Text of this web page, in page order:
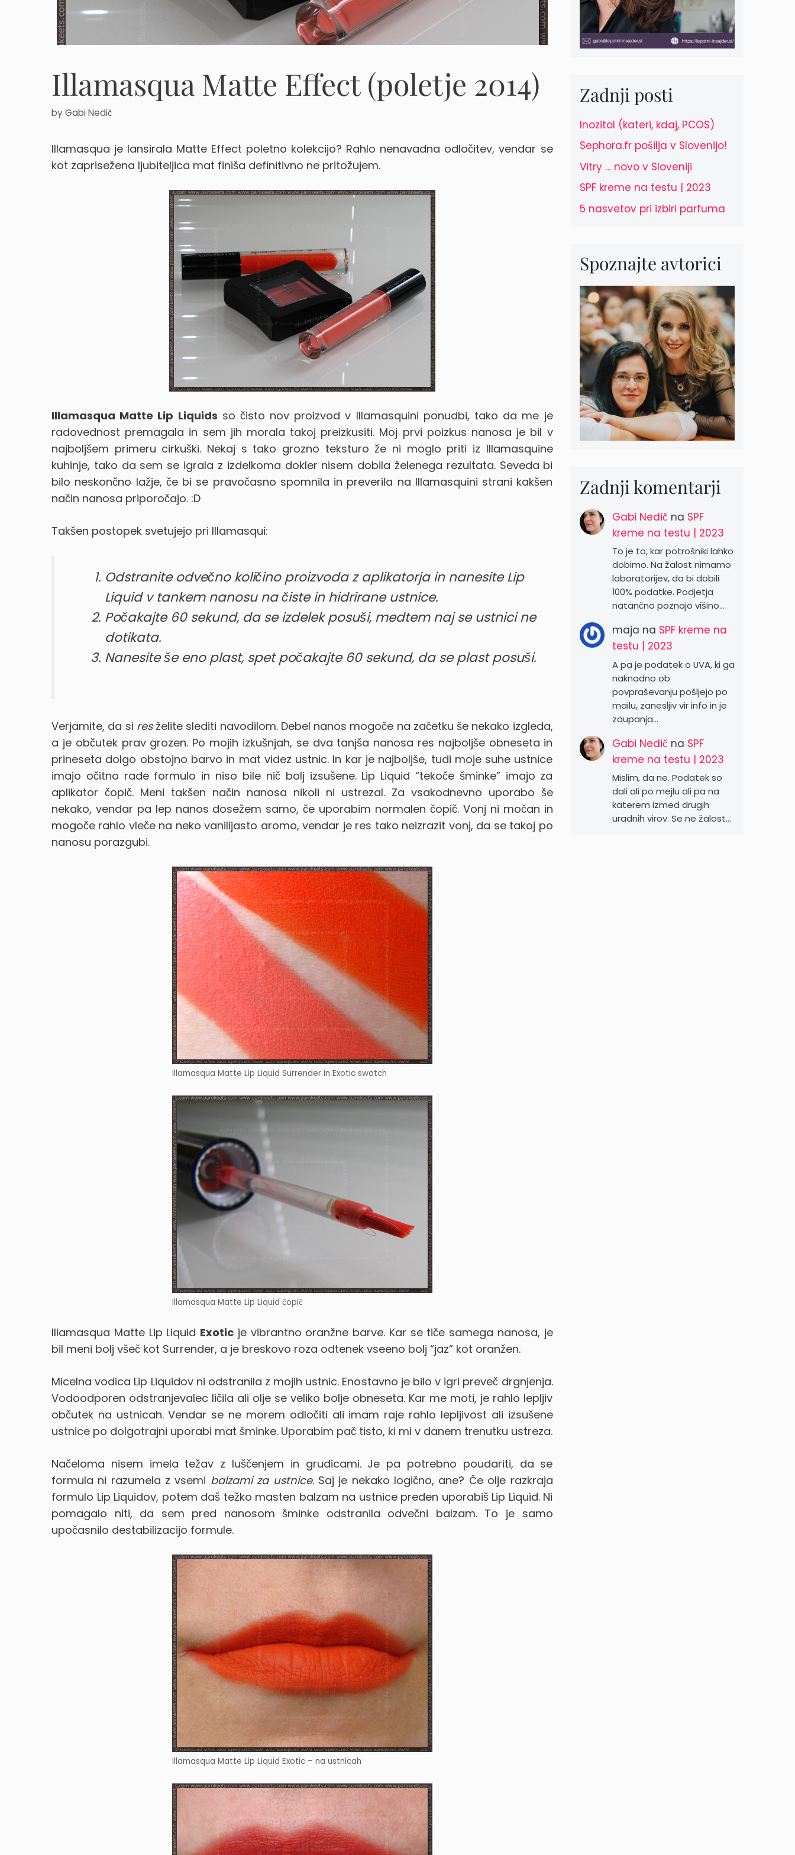
Illamasqua Matte Effect (poletje 2014)
byGabi Nedič
Illamasqua je lansirala Matte Effect poletno kolekcijo? Rahlo nenavadna odločitev, vendar se
kot zaprisežena ljubiteljica mat finiša definitivno ne pritožujem.
Illamasqua Matte Lip Liquids so čisto nov proizvod v Illamasquini ponudbi, tako da me je
radovednost premagala in sem jih morala takoj preizkusiti. Moj prvi poizkus nanosa je bil v
najboljšem primeru cirkuški. Nekaj s tako grozno teksturo že ni moglo priti iz Illamasquine
kuhinje, tako da sem se igrala z izdelkoma dokler nisem dobila želenega rezultata. Seveda bi
bilo neskončno lažje, če bi se pravočasno spomnila in preverila na Illamasquini strani kakšen
način nanosa priporočajo. :D
Takšen postopek svetujejo pri Illamasqui:
Odstranite odvečno količino proizvoda z aplikatorja in nanesite Lip
Liquid v tankem nanosu na čiste in hidrirane ustnice.
Počakajte 60 sekund, da se izdelek posuši, medtem naj se ustnici ne
dotikata.
Nanesite še eno plast, spet počakajte 60 sekund, da se plast posuši.
Verjamite, da si resželite slediti navodilom. Debel nanos mogoče na začetku še nekako izgleda,
a je občutek prav grozen. Po mojih izkušnjah, se dva tanjša nanosa res najboljše obneseta in
prineseta dolgo obstojno barvo in mat videz ustnic. In kar je najboljše, tudi moje suhe ustnice
imajo očitno rade formulo in niso bile nič bolj izsušene. Lip Liquid “tekoče šminke” imajo za
aplikator čopič. Meni takšen način nanosa nikoli ni ustrezal. Za vsakodnevno uporabo še
nekako, vendar pa lep nanos dosežem samo, če uporabim normalen čopič. Vonj ni močan in
mogoče rahlo vleče na neko vanilijasto aromo, vendar je res tako neizrazit vonj, da se takoj po
nanosu porazgubi.
Illamasqua Matte Lip Liquid Surrender in Exotic swatch
Illamasqua Matte Lip Liquid čopič
Illamasqua Matte Lip Liquid Exotic je vibrantno oranžne barve. Kar se tiče samega nanosa, je
bil meni bolj všeč kot Surrender, a je breskovo roza odtenek vseeno bolj “jaz” kot oranžen.
Micelna vodica Lip Liquidov ni odstranila z mojih ustnic. Enostavno je bilo v igri preveč drgnjenja.
Vodoodporen odstranjevalec ličila ali olje se veliko bolje obneseta. Kar me moti, je rahlo lepljiv
občutek na ustnicah. Vendar se ne morem odločiti ali imam raje rahlo lepljivost ali izsušene
ustnice po dolgotrajni uporabi mat šminke. Uporabim pač tisto, ki mi v danem trenutku ustreza.
Načeloma nisem imela težav z luščenjem in grudicami. Je pa potrebno poudariti, da se
formula ni razumela z vsemi balzami za ustnice. Saj je nekako logično, ane? Če olje razkraja
formulo Lip Liquidov, potem daš težko masten balzam na ustnice preden uporabiš Lip Liquid. Ni
pomagalo niti, da sem pred nanosom šminke odstranila odvečni balzam. To je samo
upočasnilo destabilizacijo formule.
Illamasqua Matte Lip Liquid Exotic – na ustnicah
Zadnji posti
Inozitol (kateri, kdaj, PCOS)
Sephora.fr pošilja v Slovenijo!
Vitry … novo v Sloveniji
SPF kreme na testu | 2023
5 nasvetov pri izbiri parfuma
Spoznajte avtorici
Zadnji komentarji
Gabi Nedič na SPF
kreme na testu | 2023
To je to, kar potrošniki lahko
dobimo. Na žalost nimamo
laboratorijev, da bi dobili
100% podatke. Podjetja
natančno poznajo višino…
maja na SPF kreme na
testu | 2023
A pa je podatek o UVA, ki ga
naknadno ob
povpraševanju pošljejo po
mailu, zanesljiv vir info in je
zaupanja…
Gabi Nedič na SPF
kreme na testu | 2023
Mislim, da ne. Podatek so
dali ali po mejlu ali pa na
katerem izmed drugih
uradnih virov. Se ne žalost…